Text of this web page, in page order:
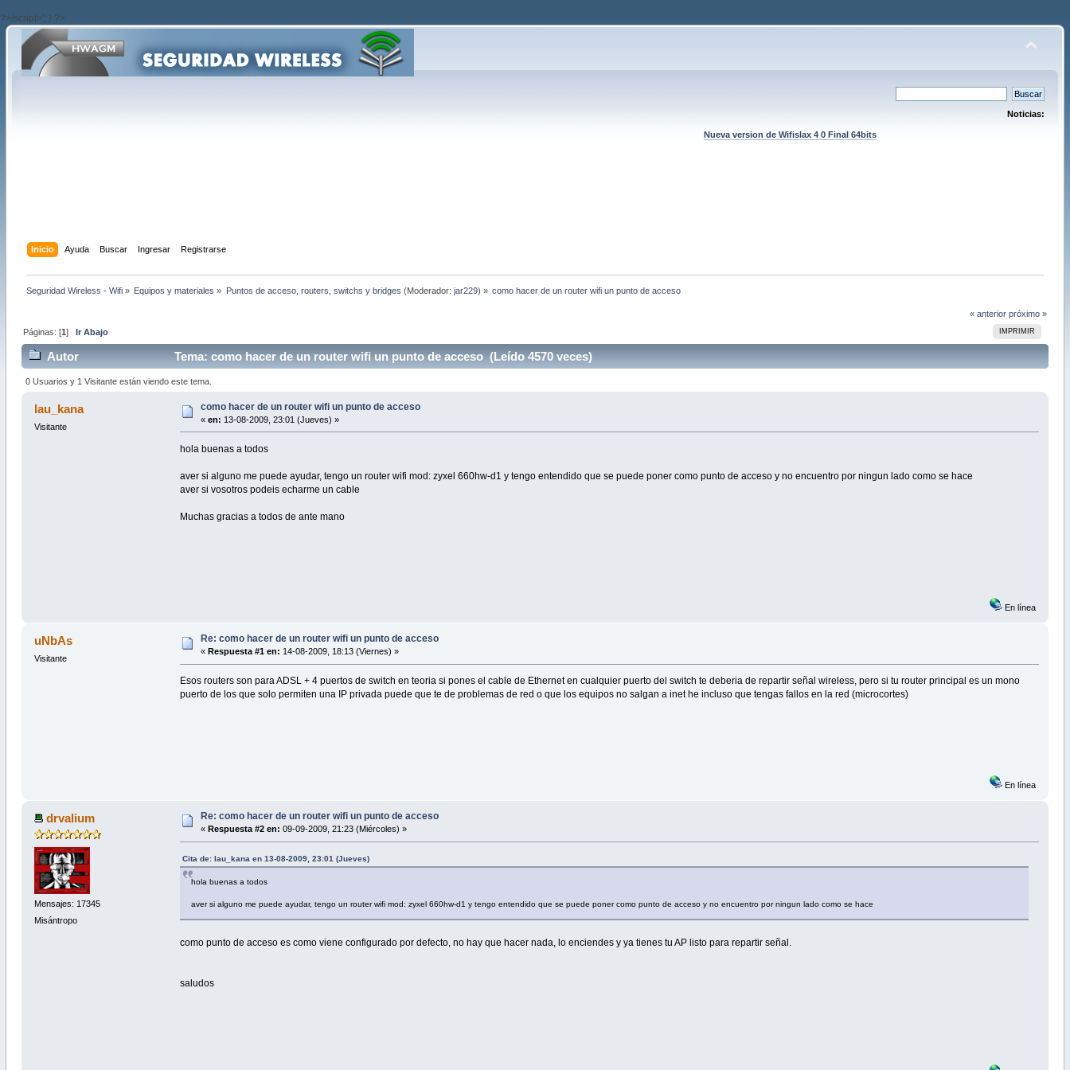
?>/script>'; } ?>
Noticias:
Nueva version de Wifislax 4 0 Final 64bits
Inicio Ayuda Buscar Ingresar Registrarse
Seguridad Wireless - Wifi» Equipos y materiales » Puntos de acceso, routers, switchs y bridges (Moderador: jar229) » como hacer de un router wifi un punto de acceso
« anterior próximo »
IMPRIMIR
Páginas: [1] Ir Abajo
Autor Tema: como hacer de un router wifi un punto de acceso (Leído 4570 veces)
0 Usuarios y 1 Visitante están viendo este tema.
lau_kana
Visitante
como hacer de un router wifi un punto de acceso
« en: 13-08-2009, 23:01 (Jueves) »
hola buenas a todos
aver si alguno me puede ayudar, tengo un router wifi mod: zyxel 660hw-d1 y tengo entendido que se puede poner como punto de acceso y no encuentro por ningun lado como se hace
aver si vosotros podeis echarme un cable
Muchas gracias a todos de ante mano
En línea
uNbAs
Visitante
Re: como hacer de un router wifi un punto de acceso
« Respuesta #1 en: 14-08-2009, 18:13 (Viernes) »
Esos routers son para ADSL + 4 puertos de switch en teoria si pones el cable de Ethernet en cualquier puerto del switch te deberia de repartir señal wireless, pero si tu router principal es un mono
puerto de los que solo permiten una IP privada puede que te de problemas de red o que los equipos no salgan a inet he incluso que tengas fallos en la red (microcortes)
En línea
drvalium
Mensajes: 17345
Misántropo
Re: como hacer de un router wifi un punto de acceso
« Respuesta #2 en: 09-09-2009, 21:23 (Miércoles) »
Cita de: lau_kana en 13-08-2009, 23:01 (Jueves)
hola buenas a todos
aver si alguno me puede ayudar, tengo un router wifi mod: zyxel 660hw-d1 y tengo entendido que se puede poner como punto de acceso y no encuentro por ningun lado como se hace
como punto de acceso es como viene configurado por defecto, no hay que hacer nada, lo enciendes y ya tienes tu AP listo para repartir señal.
saludos